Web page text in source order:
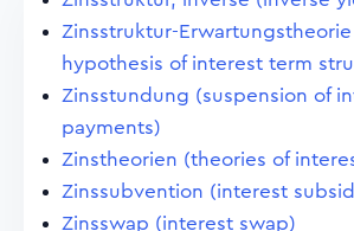
Zinsstruktur-
hypothesis of interest term
Zinsstundung (suspension of
payments)
Zinstheorien (theories of
Zinssubvention (interest
Zinsswap (interest swap)